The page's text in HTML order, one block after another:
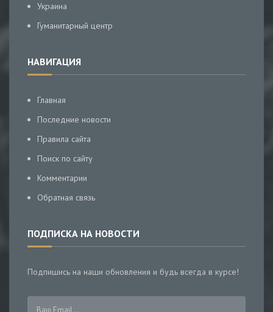
Украина
Гуманитарный центр
НАВИГАЦИЯ
Главная
Последние новости
Правила сайта
Поиск по сайту
Комментарии
Обратная связь
ПОДПИСКА НА НОВОСТИ
Подпишись на наши обновления и будь всегда в курсе!